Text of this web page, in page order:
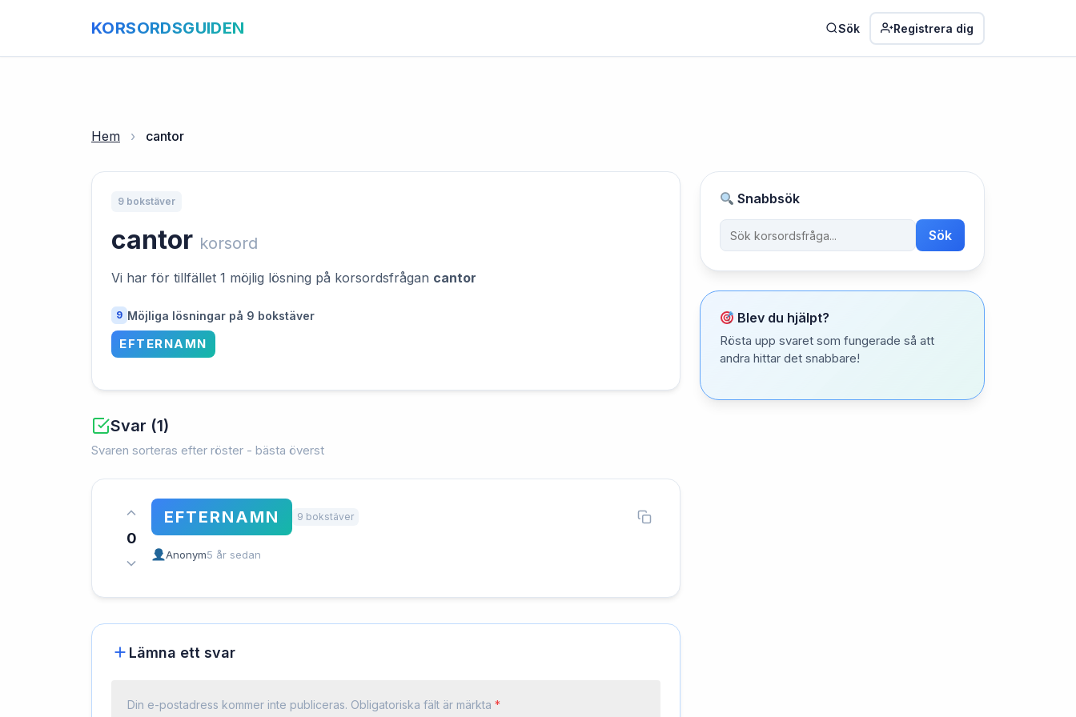
KORSORDSGUIDEN Sök Registrera dig
Hem › cantor
9 bokstäver
cantor korsord
Vi har för tillfället 1 möjlig lösning på korsordsfrågan cantor
9 Möjliga lösningar på 9 bokstäver
EFTERNAMN
Svar (1)
Svaren sorteras efter röster - bästa överst
0
EFTERNAMN 9 bokstäver
Anonym5 år sedan
Lämna ett svar
Din e-postadress kommer inte publiceras. Obligatoriska fält är märkta *
Snabbsök
Sök
Blev du hjälpt?
Rösta upp svaret som fungerade så att
andra hittar det snabbare!